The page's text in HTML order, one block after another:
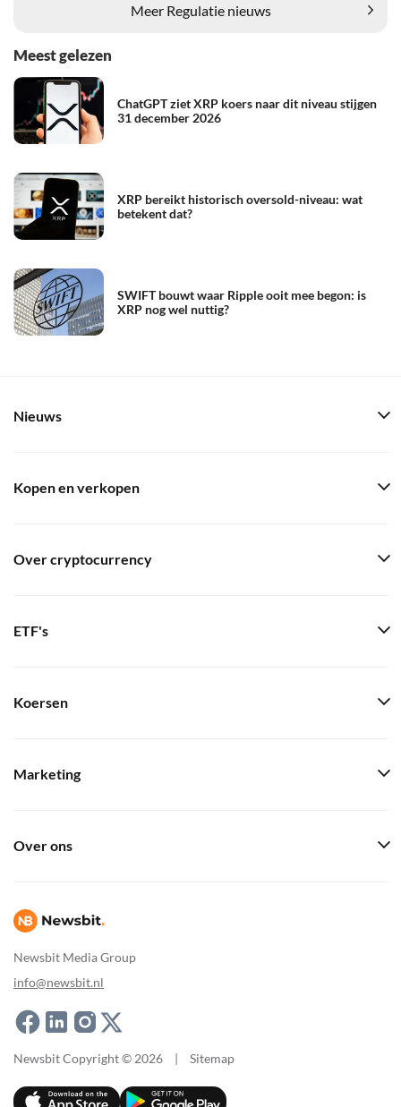
Meer Regulatie nieuws
Meest gelezen
ChatGPT ziet XRP koers naar dit niveau stijgen
31 december 2026
XRP bereikt historisch oversold-niveau: wat
betekent dat?
SWIFT bouwt waar Ripple ooit mee begon: is
XRP nog wel nuttig?
Newsbit Media Group
info@newsbit.nl
Nieuws
Kopen en verkopen
Over cryptocurrency
ETF's
Koersen
Marketing
Over ons
Newsbit Copyright © 2026 | Sitemap